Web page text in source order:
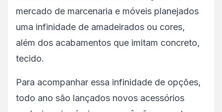
mercado de marcenaria e móveis planejados
uma infinidade de amadeirados ou cores,
além dos acabamentos que imitam concreto,
tecido.
Para acompanhar essa infinidade de opções,
todo ano são lançados novos acessórios